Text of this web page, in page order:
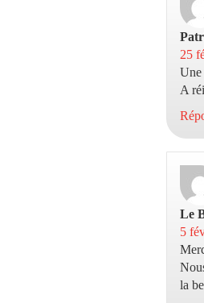
25
Une
A
Le
5
la